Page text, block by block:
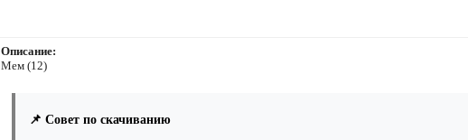
Описание:
Мем (12)
📌 Совет по скачиванию